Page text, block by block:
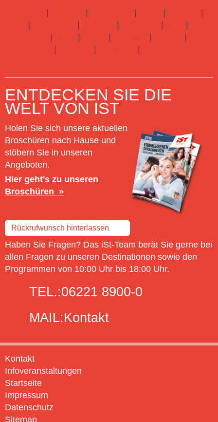
| | | |
|
| | | |
|
| | | |
|
| | |
ENTDECKEN SIE DIE
WELT VON IST
Holen Sie sich unsere aktuellen
Broschüren nach Hause und
stöbern Sie in unseren
Angeboten.
Hier geht's zu unseren
Broschüren
Rückrufwunsch hinterlassen
Haben Sie Fragen? Das iSt-Team berät Sie gerne bei
allen Fragen zu unseren Destinationen sowie den
Programmen von 10:00 Uhr bis 18:00 Uhr.
TEL.:06221 8900-0
MAIL:Kontakt
Kontakt
Infoveranstaltungen
Startseite
Impressum
Datenschutz
Sitemap